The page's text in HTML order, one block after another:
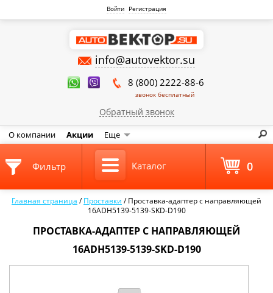
Войти Регистрация
info@autovektor.su
8 (800) 2222-88-6
звонок бесплатный
Обратный звонок
О компании Акции Еще
Главная страница /Проставки /Проставка-адаптер с направляющей
16ADH5139-5139-SKD-D190
ПРОСТАВКА-АДАПТЕР С НАПРАВЛЯЮЩЕЙ
16ADH5139-5139-SKD-D190
Фильтр Каталог 0